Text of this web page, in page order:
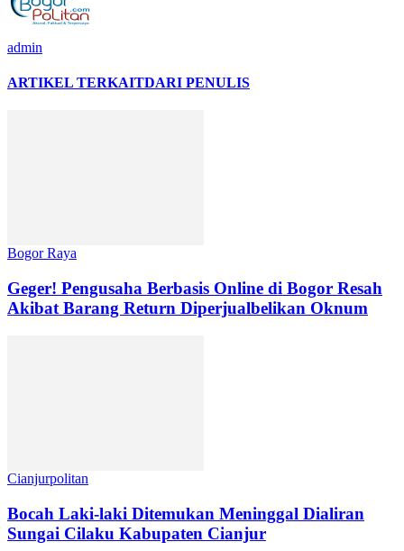
admin
ARTIKEL TERKAITDARI PENULIS
Bogor Raya
Geger! Pengusaha Berbasis Online di Bogor Resah
Akibat Barang Return Diperjualbelikan Oknum
Cianjurpolitan
Bocah Laki-laki Ditemukan Meninggal Dialiran
Sungai Cilaku Kabupaten Cianjur